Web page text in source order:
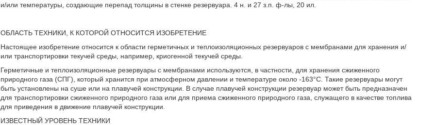
и/или температуры, создающие перепад толщины в стенке резервуара. 4 н. и 27 з.п. ф-лы, 20 ил.
ОБЛАСТЬ ТЕХНИКИ, К КОТОРОЙ ОТНОСИТСЯ ИЗОБРЕТЕНИЕ
Настоящее изобретение относится к области герметичных и теплоизоляционных резервуаров с мембранами для хранения и/
или транспортировки текучей среды, например, криогенной текучей среды.
Герметичные и теплоизоляционные резервуары с мембранами используются, в частности, для хранения сжиженного
природного газа (СПГ), который хранится при атмосферном давлении и температуре около -163°C. Такие резервуары могут
быть установлены на суше или на плавучей конструкции. В случае плавучей конструкции резервуар может быть предназначен
для транспортировки сжиженного природного газа или для приема сжиженного природного газа, служащего в качестве топлива
для приведения в движение плавучей конструкции.
ИЗВЕСТНЫЙ УРОВЕНЬ ТЕХНИКИ